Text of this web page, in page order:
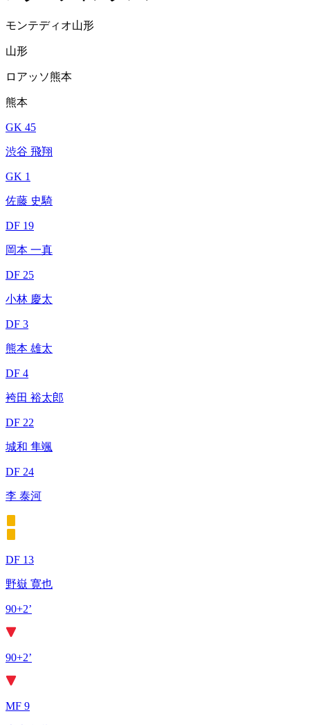
モンテディオ山形
山形
ロアッソ熊本
熊本
GK 45
渋谷 飛翔
GK 1
佐藤 史騎
DF 19
岡本 一真
DF 25
小林 慶太
DF 3
熊本 雄太
DF 4
袴田 裕太郎
DF 22
城和 隼颯
DF 24
李 泰河
DF 13
野嶽 寛也
90+2’
90+2’
MF 9